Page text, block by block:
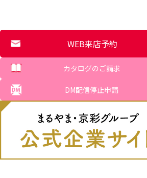
WEB来店予約
カタログのご請求
DM配信停止申請